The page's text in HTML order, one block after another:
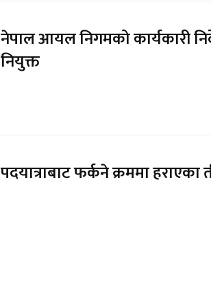
नेपाल आयल निगमको कार्यकारी
नियुक्त
पदयात्राबाट फर्कने क्रममा